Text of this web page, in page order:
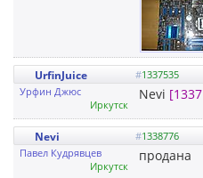
UrfinJuice #1337535
Урфин Джюс
Иркутск
Nevi
Nevi #1338776
Павел Кудрявцев
Иркутск
продана